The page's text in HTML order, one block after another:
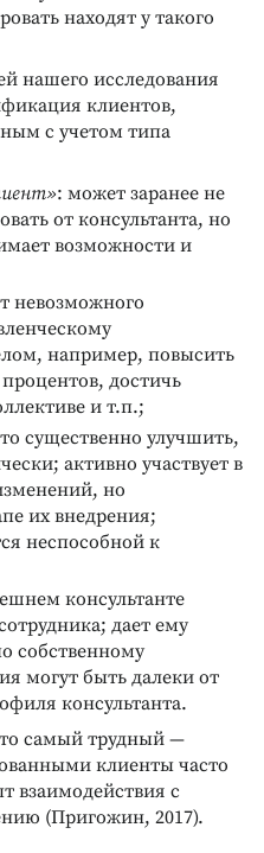
находят у такого
нашего исследования
клиентов,
с учетом типа
: может заранее не
от консультанта, но
возможности и
невозможного
например, повысить
достичь
и т.п.;
существенно улучшить,
активно участвует в
но
их внедрения;
неспособной к
консультанте
дает ему
собственному
могут быть далеки от
консультанта.
самый трудный —
клиенты часто
взаимодействия с
(Пригожин, 2017).